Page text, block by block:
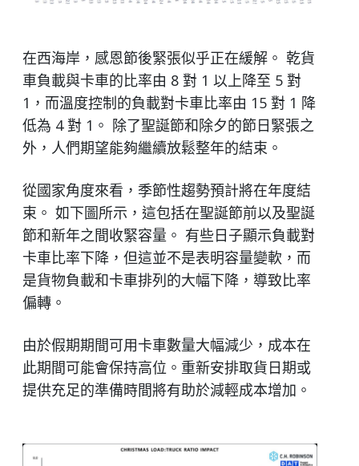
在西海岸，感恩節後緊張似乎正在緩解。 乾貨
車負載與卡車的比率由 8 對 1 以上降至 5 對
1，而溫度控制的負載對卡車比率由 15 對 1 降
低為 4 對 1。 除了聖誕節和除夕的節日緊張之
外，人們期望能夠繼續放鬆整年的結束。
從國家角度來看，季節性趨勢預計將在年度結
束。 如下圖所示，這包括在聖誕節前以及聖誕
節和新年之間收緊容量。 有些日子顯示負載對
卡車比率下降，但這並不是表明容量變軟，而
是貨物負載和卡車排列的大幅下降，導致比率
偏轉。
由於假期期間可用卡車數量大幅減少，成本在
此期間可能會保持高位。重新安排取貨日期或
提供充足的準備時間將有助於減輕成本增加。